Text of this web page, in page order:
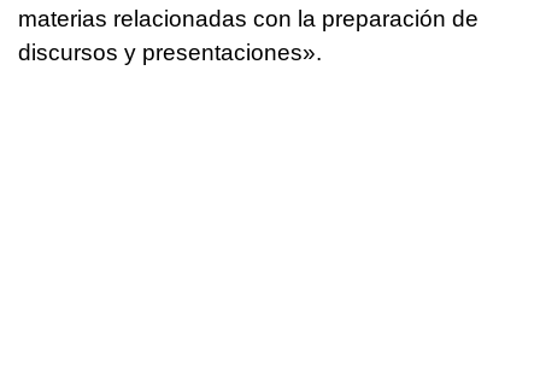
materias relacionadas con la preparación de
discursos y presentaciones».